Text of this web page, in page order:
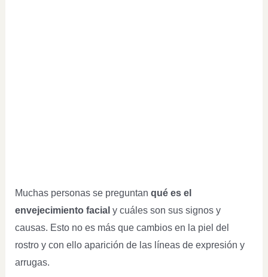
Muchas personas se preguntan qué es el
envejecimiento facial y cuáles son sus signos y
causas. Esto no es más que cambios en la piel del
rostro y con ello aparición de las líneas de expresión y
arrugas.